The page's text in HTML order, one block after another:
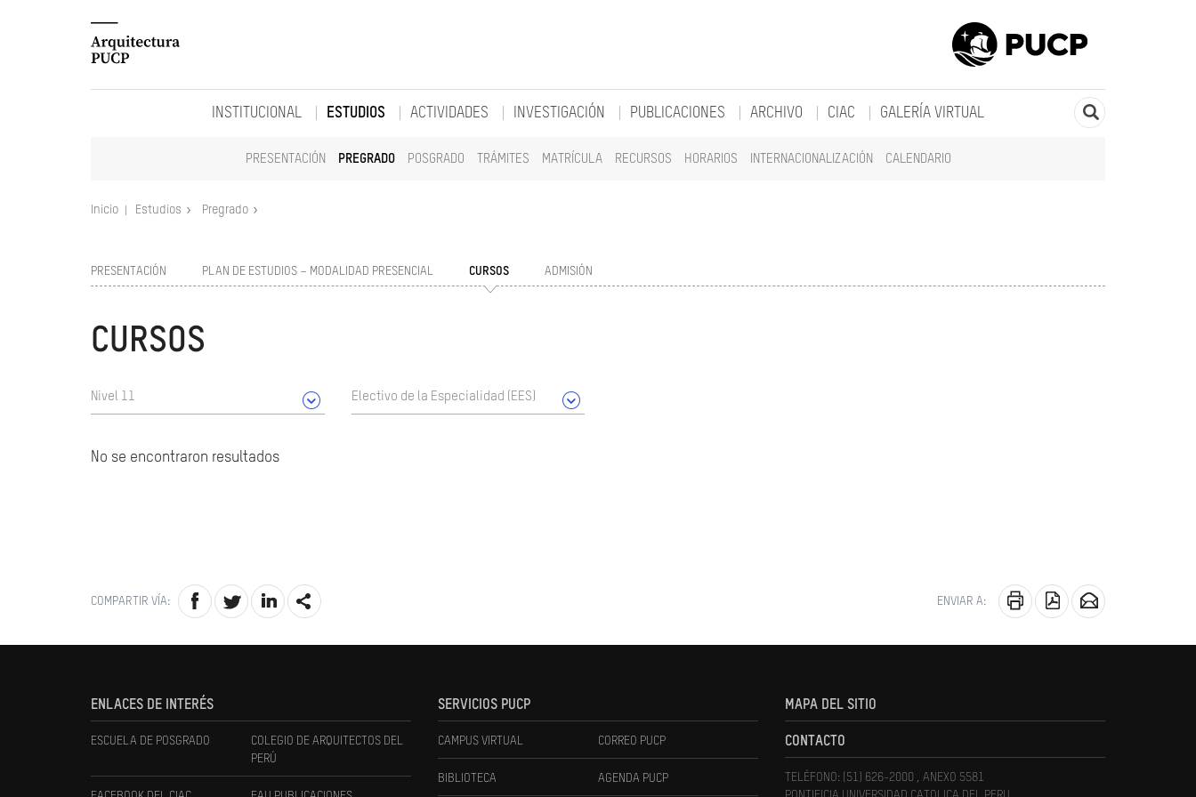
INSTITUCIONAL ESTUDIOS
PRESENTACIÓN PREGRADO POSGRADO TRÁMITES MATRÍCULA RECURSOS HORARIOS INTERNACIONALIZACIÓN CALENDARIO
ACTIVIDADES INVESTIGACIÓN PUBLICACIONES ARCHIVO CIAC GALERÍA VIRTUAL
Inicio Estudios Pregrado
PRESENTACIÓN PLAN DE ESTUDIOS – MODALIDAD PRESENCIAL CURSOS ADMISIÓN
CURSOS
Nivel 11 Electivo de la Especialidad (EES)
No se encontraron resultados
COMPARTIR VÍA: ENVIAR A:
ENLACES DE INTERÉS
ESCUELA DE POSGRADO
COLEGIO DE ARQUITECTOS DEL
PERÚ
SERVICIOS PUCP
CAMPUS VIRTUAL CORREO PUCP
BIBLIOTECA AGENDA PUCP
MAPA DEL SITIO
CONTACTO
TELÉFONO: (51) 626-2000 , ANEXO 5581